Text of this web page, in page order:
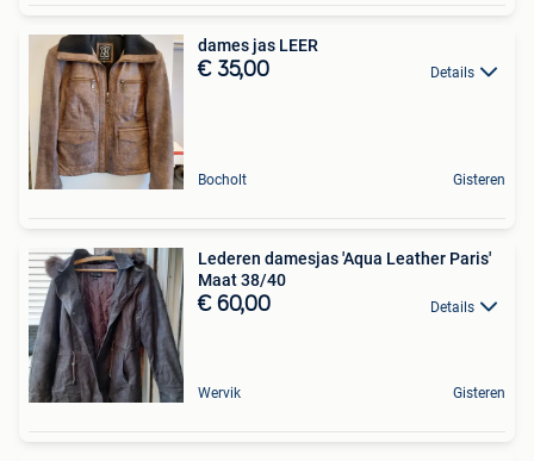
dames jas LEER
€ 35,00 Details
Bocholt Gisteren
Lederen damesjas 'Aqua Leather Paris'
Maat 38/40
€ 60,00 Details
Wervik Gisteren